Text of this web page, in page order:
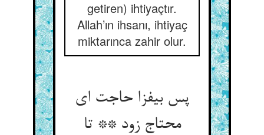
getiren) ihtiyaçtır.
Allah’ın ihsanı, ihtiyaç
miktarınca zahir olur.
پس بیفزا حاجت ای
محتاج زود ** تا